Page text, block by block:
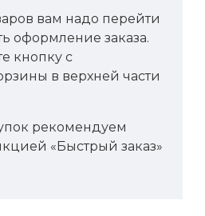
вам надо перейти
оформление заказа.
кнопку с
в верхней части
рекомендуем
«Быстрый заказ»